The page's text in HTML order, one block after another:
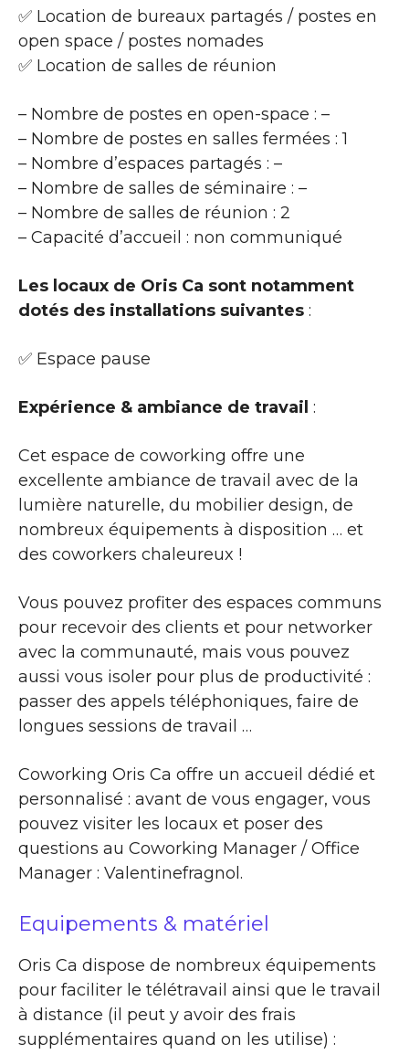
✅ Location de bureaux partagés / postes en
open space / postes nomades
✅ Location de salles de réunion
– Nombre de postes en open-space : –
– Nombre de postes en salles fermées : 1
– Nombre d’espaces partagés : –
– Nombre de salles de séminaire : –
– Nombre de salles de réunion : 2
– Capacité d’accueil : non communiqué
Les locaux de Oris Ca sont notamment
dotés des installations suivantes :
✅ Espace pause
Expérience & ambiance de travail :
Cet espace de coworking offre une
excellente ambiance de travail avec de la
lumière naturelle, du mobilier design, de
nombreux équipements à disposition … et
des coworkers chaleureux !
Vous pouvez profiter des espaces communs
pour recevoir des clients et pour networker
avec la communauté, mais vous pouvez
aussi vous isoler pour plus de productivité :
passer des appels téléphoniques, faire de
longues sessions de travail …
Coworking Oris Ca offre un accueil dédié et
personnalisé : avant de vous engager, vous
pouvez visiter les locaux et poser des
questions au Coworking Manager / Office
Manager : Valentinefragnol.
Equipements & matériel
Oris Ca dispose de nombreux équipements
pour faciliter le télétravail ainsi que le travail
à distance (il peut y avoir des frais
supplémentaires quand on les utilise) :